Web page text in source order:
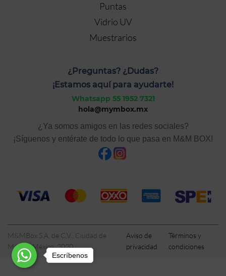
Puntas
Vidrio UV
Muestrarios
¿Preguntas? ¿Dudas?
¡Estamos aquí para ayudarte!
Whatsapp 55 1952 7321
hola@mymbox.mx
¿Ya somos amigos en las redes sociales?
¡Síguenos y entérate de todo lo que pasa en M&M BOX!
M&MBox S.A. de C.V., Ciudad de
México, México, 2020
Aviso de
privacidad
Términos y
condiciones
Escríbenos